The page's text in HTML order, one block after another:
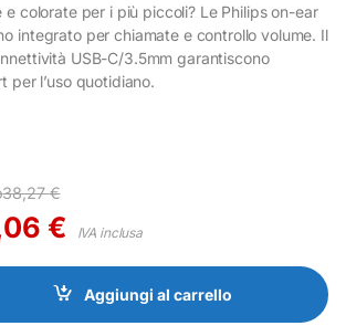
e colorate per i più piccoli? Le Philips on-ear
integrato per chiamate e controllo volume. Il
USB-C/3.5mm garantiscono
per l’uso quotidiano.
38,27€
€ IVA inclusa
Bambini con Microfono USB-C/3.5mm
Aggiungi al carrello